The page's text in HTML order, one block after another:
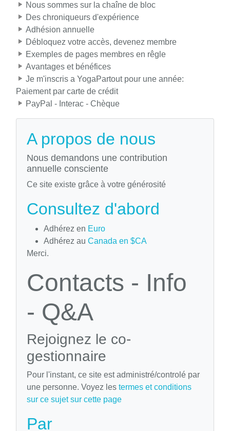
Nous sommes sur la chaîne de bloc
Des chroniqueurs d'expérience
Adhésion annuelle
Débloquez votre accès, devenez membre
Exemples de pages membres en rêgle
Avantages et bénéfices
Je m'inscris a YogaPartout pour une année:
Paiement par carte de crédit
PayPal - Interac - Chèque
A propos de nous
Nous demandons une contribution
annuelle consciente
Ce site existe grâce à votre générosité
Consultez d'abord
Adhérez en Euro
Adhérez au Canada en $CA
Merci.
Contacts - Info
- Q&A
Rejoignez le co-
gestionnaire
Pour l'instant, ce site est administré/controlé par
une personne. Voyez les termes et conditions
sur ce sujet sur cette page
Par